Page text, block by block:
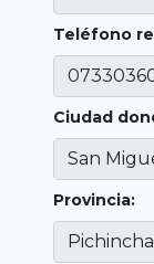
Teléfono
Ciudad
Provincia: